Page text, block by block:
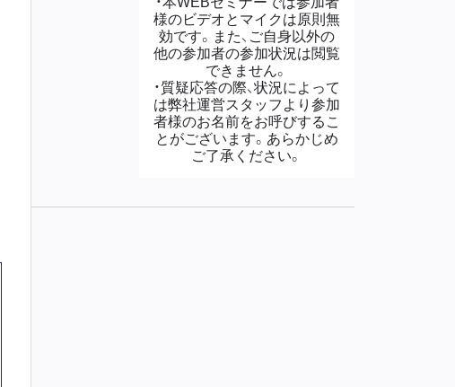
様のビデオとマイクは原則無
効です。また、ご自身以外の
他の参加者の参加状況は閲覧
できません。
・質疑応答の際、状況によって
は弊社運営スタッフより参加
者様のお名前をお呼びするこ
とがございます。あらかじめ
ご了承ください。